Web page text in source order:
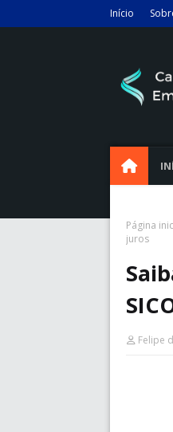
Início
Página
juros
Felipe